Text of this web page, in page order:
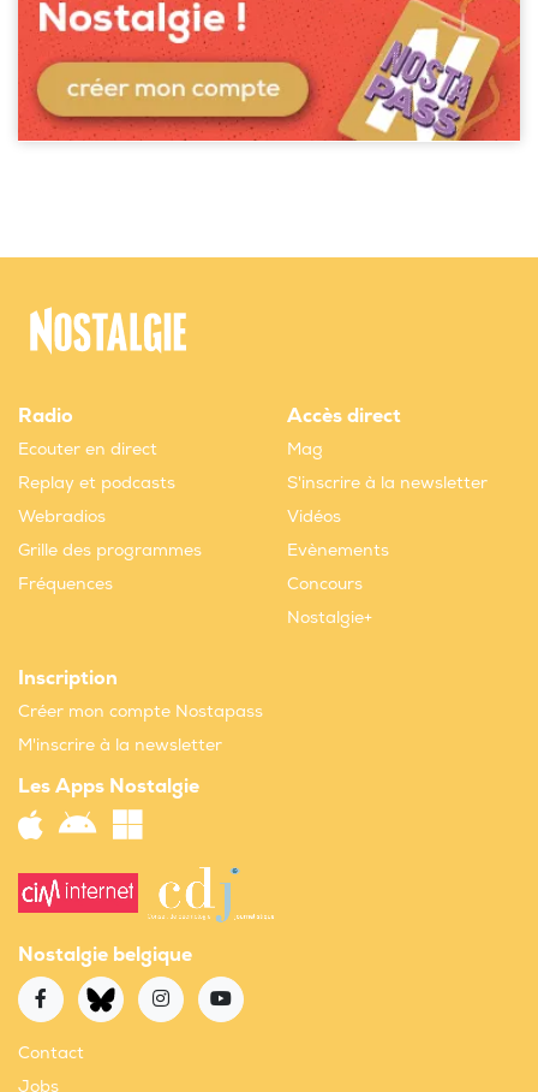
Radio
Ecouter en direct
Replay et podcasts
Webradios
Grille des programmes
Fréquences
Accès direct
Mag
S'inscrire à la newsletter
Vidéos
Evènements
Concours
Nostalgie+
Inscription
Créer mon compte Nostapass
M'inscrire à la newsletter
Les Apps Nostalgie
Nostalgie belgique
Contact
Jobs